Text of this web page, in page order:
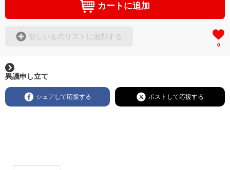
カートに追加
欲しいものリストに追加する
0
異議申し立て
シェアして応援する ポストして応援する